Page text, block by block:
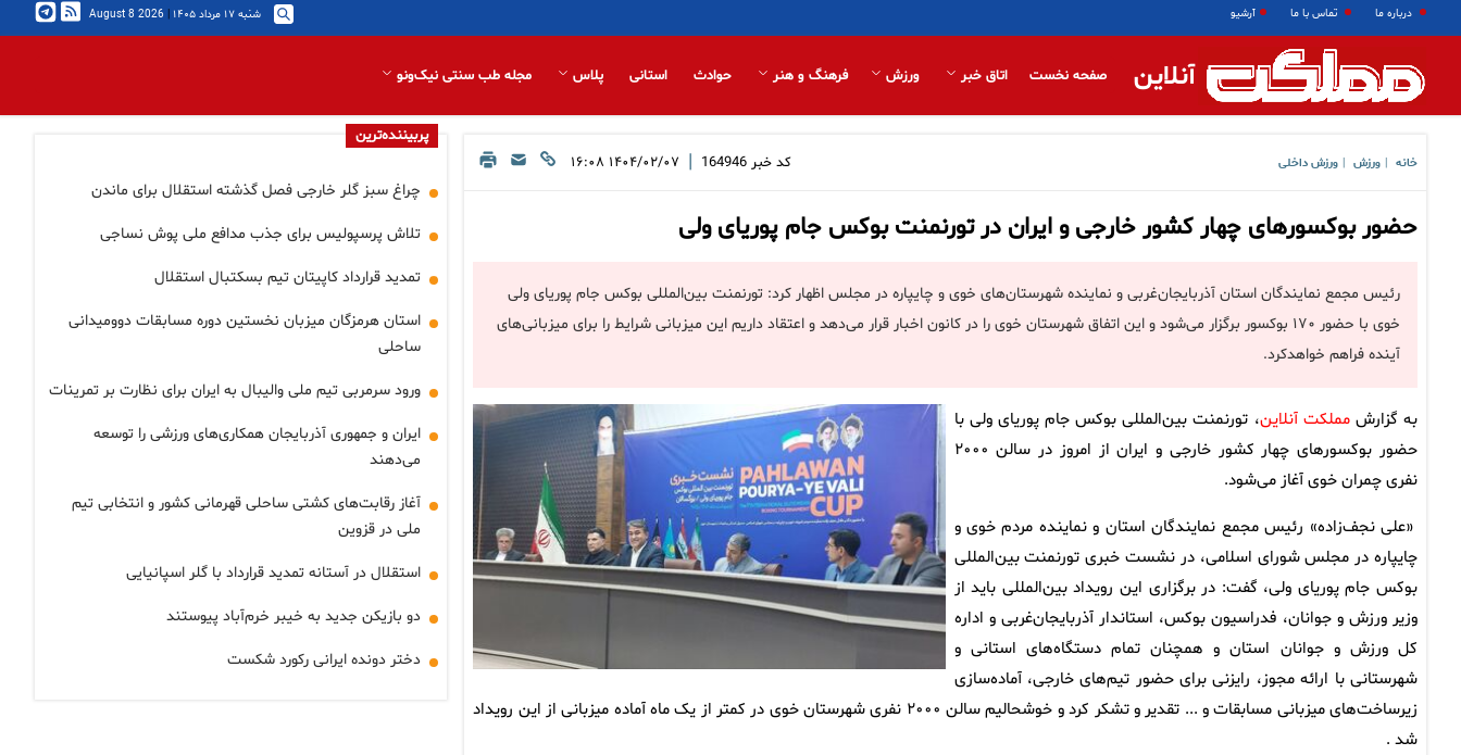
درباره ما تماس با ما آرشیو شنبه ۱۷ مرداد ۱۴۰۵ |
2026 August 8
آنلاین صفحه نخست اتاق خبر ورزش فرهنگ و هنر حوادث استانی پلاس مجله طب سنتی نیک‌ونو
خانه ورزش ورزش داخلی کد خبر 164946
| ۱۴۰۴/۰۲/۰۷ ۱۶:۰۸
حضور بوکسورهای چهار کشور خارجی و ایران در تورنمنت بوکس جام پوریای ولی
رئیس مجمع نمایندگان استان آذربایجان‌غربی و نماینده شهرستان‌های خوی و چایپاره در مجلس اظهار کرد: تورنمنت بین‌المللی بوکس جام پوریای ولی
خوی با حضور ۱۷۰ بوکسور برگزار می‌شود و این اتفاق شهرستان خوی را در کانون اخبار قرار می‌دهد و اعتقاد داریم این میزبانی شرایط را برای میزبانی‌های
آینده فراهم خواهدکرد.
به گزارشمملکت آنلاین، تورنمنت بین‌المللی بوکس جام پوریای ولی با
حضور بوکسورهای چهار کشور خارجی و ایران از امروز در سالن ۲۰۰۰
نفری چمران خوی آغاز می‌شود.
«علی نجف‌زاده» رئیس مجمع نمایندگان استان و نماینده مردم خوی و
چایپاره در مجلس شورای اسلامی، در نشست خبری تورنمنت بین‌المللی
بوکس جام پوریای ولی، گفت: در برگزاری این رویداد بین‌المللی باید از
وزیر ورزش و جوانان، فدراسیون بوکس، استاندار آذربایجان‌غربی و اداره
کل ورزش و جوانان استان و همچنان تمام دستگاه‌های استانی و
شهرستانی با ارائه مجوز، رایزنی برای حضور تیم‌های خارجی، آماده‌سازی
زیرساخت‌های میزبانی مسابقات و ... تقدیر و تشکر کرد و خوشحالیم سالن ۲۰۰۰ نفری شهرستان خوی در کمتر از یک ماه آماده میزبانی از این رویداد
شد .
پربیننده‌ترین
چراغ سبز گلر خارجی فصل گذشته استقلال برای ماندن
تلاش پرسپولیس برای جذب مدافع ملی پوش نساجی
تمدید قرارداد کاپیتان تیم بسکتبال استقلال
استان هرمزگان میزبان نخستین دوره مسابقات دوومیدانی
ساحلی
ورود سرمربی تیم ملی والیبال به ایران برای نظارت بر تمرینات
ایران و جمهوری آذربایجان همکاری‌های ورزشی را توسعه
می‌دهند
آغاز رقابت‌های کشتی ساحلی قهرمانی کشور و انتخابی تیم
ملی در قزوین
استقلال در آستانه تمدید قرارداد با گلر اسپانیایی
دو بازیکن جدید به خیبر خرم‌آباد پیوستند
دختر دونده ایرانی رکورد شکست